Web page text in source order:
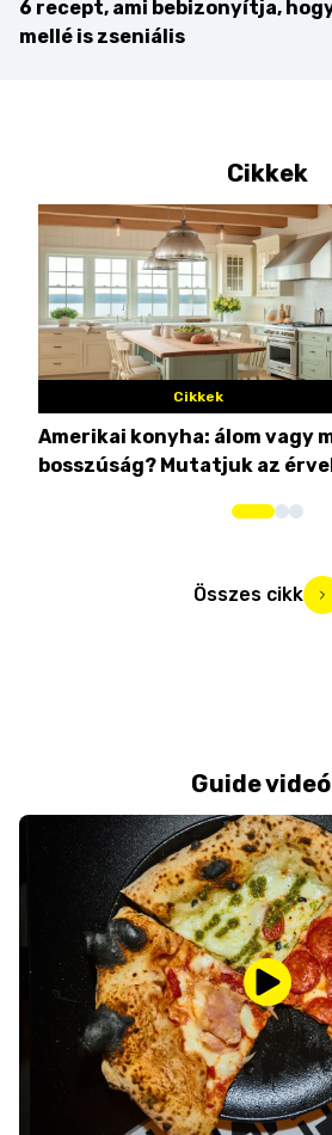
6 recept, ami bebizonyítja,
mellé is zseniális
Cikkek
Cikkek
Amerikai konyha: álom vagy
bosszúság? Mutatjuk az
Összes cikk
Guide